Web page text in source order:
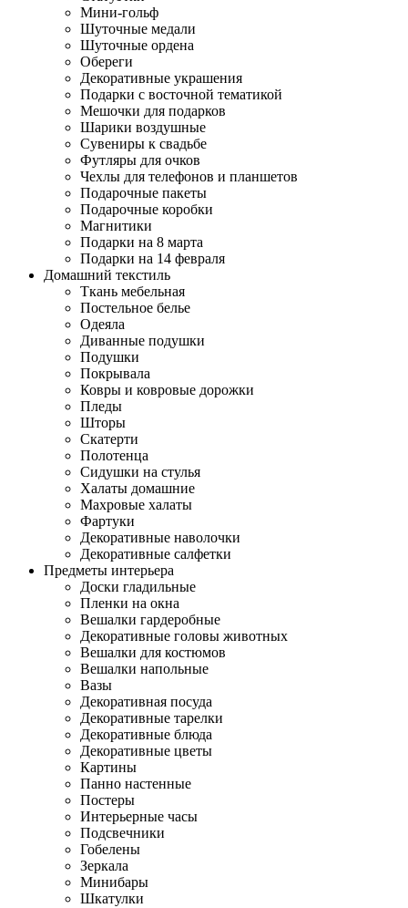
Мини-гольф
Шуточные медали
Шуточные ордена
Обереги
Декоративные украшения
Подарки с восточной тематикой
Мешочки для подарков
Шарики воздушные
Сувениры к свадьбе
Футляры для очков
Чехлы для телефонов и планшетов
Подарочные пакеты
Подарочные коробки
Магнитики
Подарки на 8 марта
Подарки на 14 февраля
Домашний текстиль
Ткань мебельная
Постельное белье
Одеяла
Диванные подушки
Подушки
Покрывала
Ковры и ковровые дорожки
Пледы
Шторы
Скатерти
Полотенца
Сидушки на стулья
Халаты домашние
Махровые халаты
Фартуки
Декоративные наволочки
Декоративные салфетки
Предметы интерьера
Доски гладильные
Пленки на окна
Вешалки гардеробные
Декоративные головы животных
Вешалки для костюмов
Вешалки напольные
Вазы
Декоративная посуда
Декоративные тарелки
Декоративные блюда
Декоративные цветы
Картины
Панно настенные
Постеры
Интерьерные часы
Подсвечники
Гобелены
Зеркала
Минибары
Шкатулки